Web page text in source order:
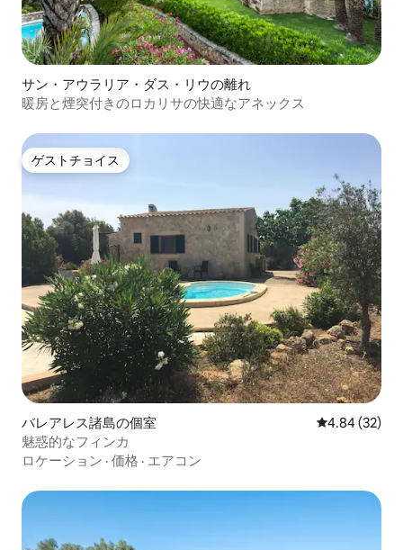
サン・アウラリア・ダス・リウの離れ
暖房と煙突付きのロカリサの快適なアネックス
ゲストチョイス
ゲストチョイス
バレアレス諸島の個室 レビュー32
4.84 (32)
魅惑的なフィンカ
ロケーション · 価格 · エアコン